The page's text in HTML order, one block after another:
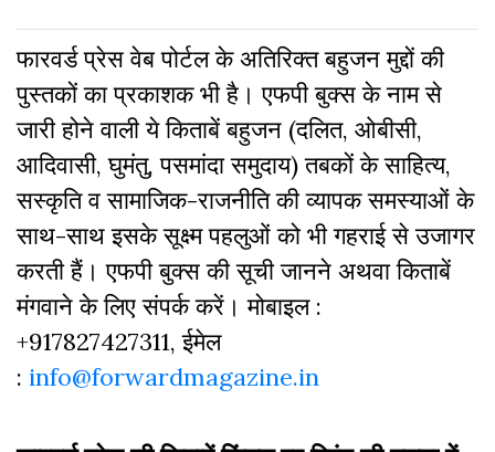
फारवर्ड प्रेस वेब पोर्टल के अतिरिक्‍त बहुजन मुद्दों की
पुस्‍तकों का प्रकाशक भी है। एफपी बुक्‍स के नाम से
जारी होने वाली ये किताबें बहुजन (दलित, ओबीसी,
आदिवासी, घुमंतु, पसमांदा समुदाय) तबकों के साहित्‍य,
सस्‍क‍ृति व सामाजिक-राजनीति की व्‍यापक समस्‍याओं के
साथ-साथ इसके सूक्ष्म पहलुओं को भी गहराई से उजागर
करती हैं। एफपी बुक्‍स की सूची जानने अथवा किताबें
मंगवाने के लिए संपर्क करें। मोबाइल :
+917827427311, ईमेल
: info@forwardmagazine.in